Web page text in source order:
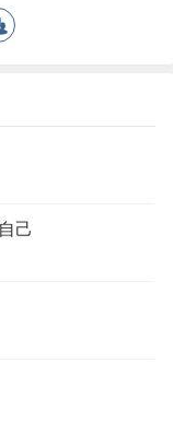
己